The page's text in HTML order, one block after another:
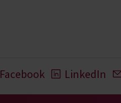
Facebook LinkedIn